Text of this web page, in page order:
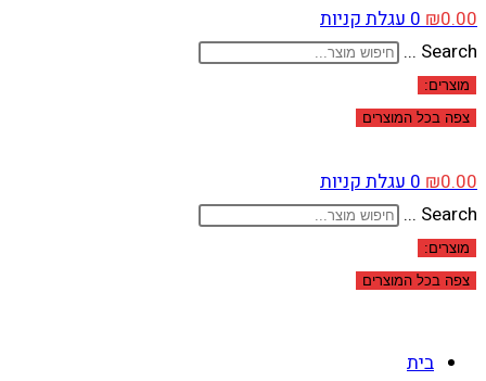
₪0.00
0עגלת קניות
Search ...
מוצרים:
צפה בכל המוצרים
₪0.00
0עגלת קניות
Search ...
מוצרים:
צפה בכל המוצרים
בית